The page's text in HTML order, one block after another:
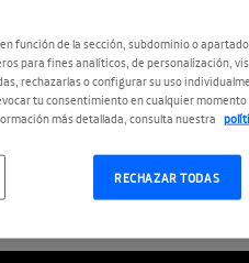
ESCUCHAR
evento aquí:
función de la sección, subdominio o
para fines analíticos, de personalización,
rechazarlas o configurar su uso
tu consentimiento en cualquier momento
más detallada, consulta nuestra
RECHAZAR TODAS